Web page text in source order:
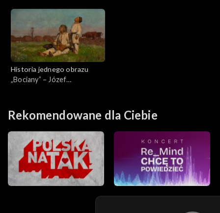
Historia jednego obrazu
„Bociany” – Józef
Rekomendowane dla Ciebie